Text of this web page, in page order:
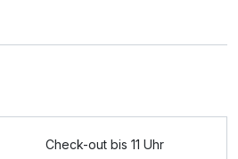
Check-out bis 11 Uhr